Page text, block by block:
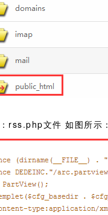
rss.php文件 如图所示：